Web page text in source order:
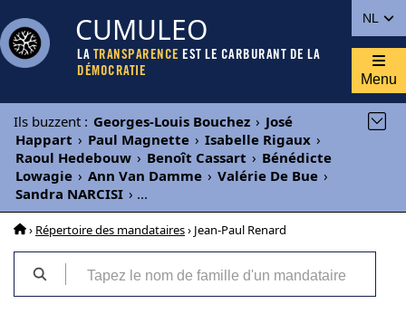
NL
CUMULEO
LA TRANSPARENCE EST LE CARBURANT DE LA
DÉMOCRATIE
Menu
Ils buzzent : Georges-Louis Bouchez › José
Happart › Paul Magnette › Isabelle Rigaux ›
Raoul Hedebouw › Benoît Cassart › Bénédicte
Lowagie › Ann Van Damme › Valérie De Bue ›
Sandra NARCISI › ...
› Répertoire des mandataires› Jean-Paul Renard